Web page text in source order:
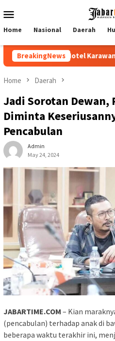
to
Menu
Home Nasional Daerah
BreakingNews
Siapkan Paket VIP
Home Daerah
Jadi Sorotan Dewan,
Diminta
Pencabulan
Admin
May 24, 2024
JABARTIME.COM – Kian
(pencabulan) terhadap anak di
beberapa waktu terakhir ini,